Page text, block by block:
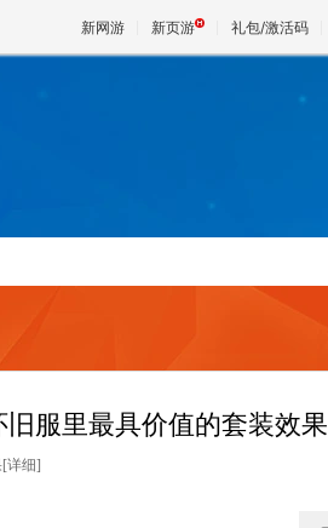
新网游 新页游 礼包/激活码
服里最具价值的套装效果
[详细]